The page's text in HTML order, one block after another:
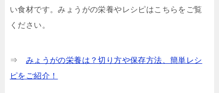
い食材です。みょうがの栄養やレシピはこちらをご覧
ください。
⇒ みょうがの栄養は？切り方や保存方法、簡単レシ
ピをご紹介！